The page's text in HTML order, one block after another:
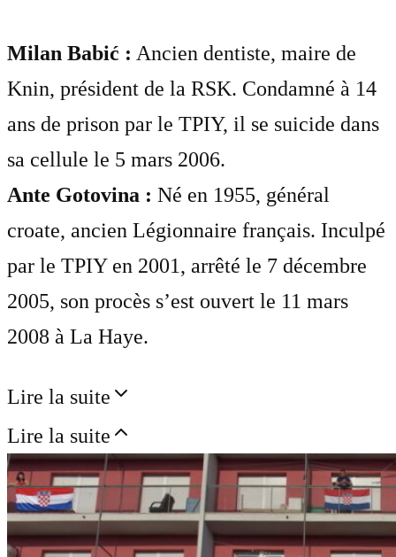
Milan Babić : Ancien dentiste, maire de
Knin, président de la RSK. Condamné à 14
ans de prison par le TPIY, il se suicide dans
sa cellule le 5 mars 2006.
Ante Gotovina : Né en 1955, général
croate, ancien Légionnaire français. Inculpé
par le TPIY en 2001, arrêté le 7 décembre
2005, son procès s’est ouvert le 11 mars
2008 à La Haye.
Lire la suite
Lire la suite